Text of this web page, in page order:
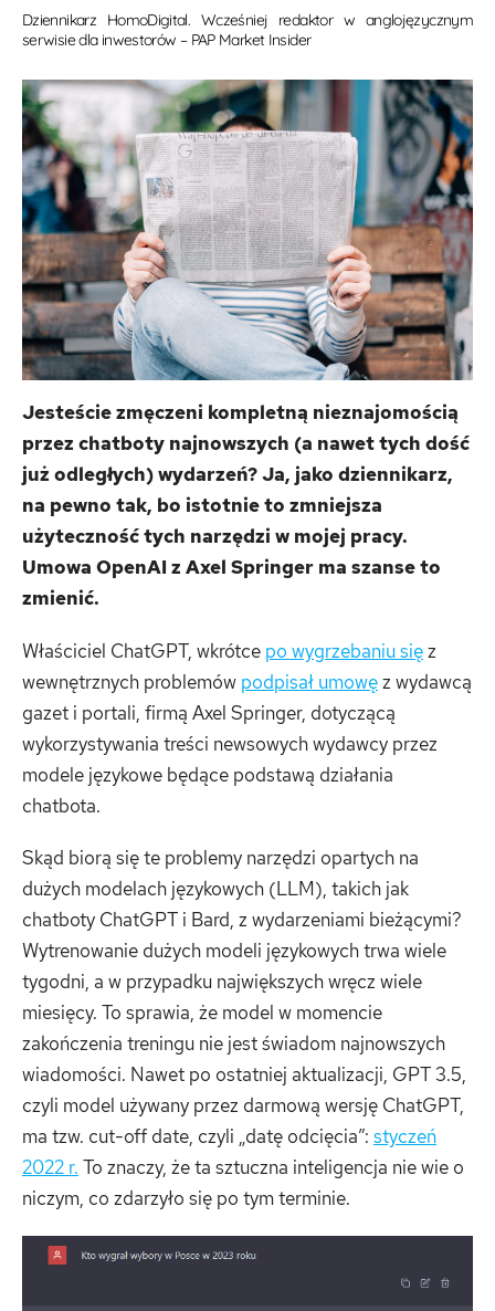
Dziennikarz HomoDigital. Wcześniej redaktor w anglojęzycznym
serwisie dla inwestorów – PAP Market Insider
Jesteście zmęczeni kompletną nieznajomością
przez chatboty najnowszych (a nawet tych dość
już odległych) wydarzeń? Ja, jako dziennikarz,
na pewno tak, bo istotnie to zmniejsza
użyteczność tych narzędzi w mojej pracy.
Umowa OpenAI z Axel Springer ma szanse to
zmienić.
Właściciel ChatGPT, wkrótce po wygrzebaniu sięz
wewnętrznych problemów podpisał umowęz wydawcą
gazet i portali, firmą Axel Springer, dotyczącą
wykorzystywania treści newsowych wydawcy przez
modele językowe będące podstawą działania
chatbota.
Skąd biorą się te problemy narzędzi opartych na
dużych modelach językowych (LLM), takich jak
chatboty ChatGPT i Bard, z wydarzeniami bieżącymi?
Wytrenowanie dużych modeli językowych trwa wiele
tygodni, a w przypadku największych wręcz wiele
miesięcy. To sprawia, że model w momencie
zakończenia treningu nie jest świadom najnowszych
wiadomości. Nawet po ostatniej aktualizacji, GPT 3.5,
czyli model używany przez darmową wersję ChatGPT,
ma tzw. cut-off date, czyli „datę odcięcia”: styczeń
2022 r. To znaczy, że ta sztuczna inteligencja nie wie o
niczym, co zdarzyło się po tym terminie.